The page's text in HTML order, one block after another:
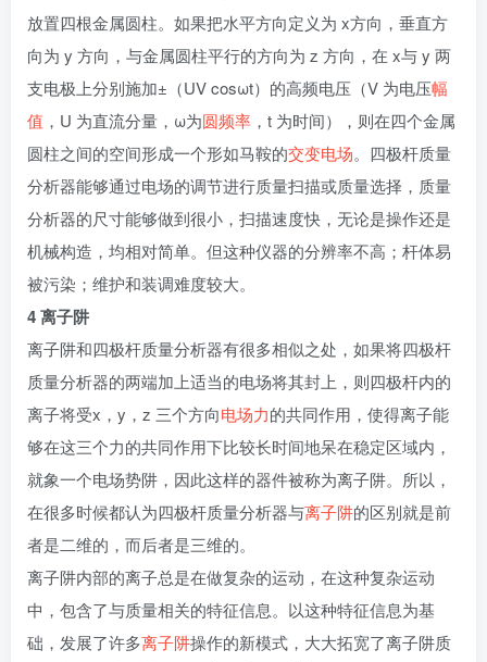
放置四根金属圆柱。如果把水平方向定义为 x方向，垂直方
向为 y 方向，与金属圆柱平行的方向为 z 方向，在 x与 y 两
支电极上分别施加±（UV cosωt）的高频电压（V 为电压幅
值 ，U 为直流分量，ω为圆频率 ，t 为时间），则在四个金属
圆柱之间的空间形成一个形如马鞍的交变电场。四极杆质量
分析器能够通过电场的调节进行质量扫描或质量选择，质量
分析器的尺寸能够做到很小，扫描速度快，无论是操作还是
机械构造，均相对简单。但这种仪器的分辨率不高；杆体易
被污染；维护和装调难度较大。
4 离子阱
离子阱和四极杆质量分析器有很多相似之处，如果将四极杆
质量分析器的两端加上适当的电场将其封上，则四极杆内的
离子将受x，y，z 三个方向电场力的共同作用，使得离子能
够在这三个力的共同作用下比较长时间地呆在稳定区域内，
就象一个电场势阱，因此这样的器件被称为离子阱。所以，
在很多时候都认为四极杆质量分析器与离子阱的区别就是前
者是二维的，而后者是三维的。
离子阱内部的离子总是在做复杂的运动，在这种复杂运动
中，包含了与质量相关的特征信息。以这种特征信息为基
础，发展了许多离子阱操作的新模式，大大拓宽了离子阱质